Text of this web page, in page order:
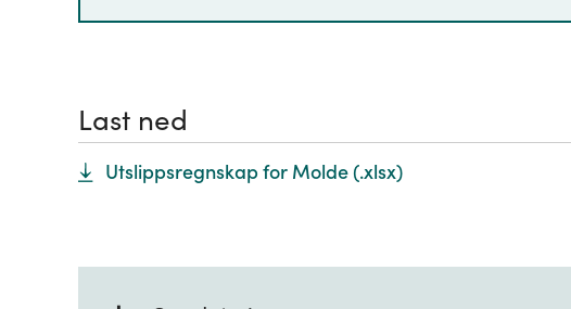
Last ned
Utslippsregnskap for Molde (.xlsx)